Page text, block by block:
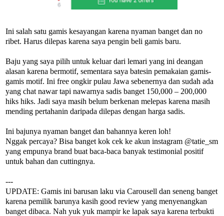
Ini salah satu gamis kesayangan karena nyaman banget dan no
ribet. Harus dilepas karena saya pengin beli gamis baru.
Baju yang saya pilih untuk keluar dari lemari yang ini deangan
alasan karena bermotif, sementara saya batesin pemakaian gamis-
gamis motif. Ini free ongkir pulau Jawa sebenernya dan sudah ada
yang chat nawar tapi nawarnya sadis banget 150,000 – 200,000
hiks hiks. Jadi saya masih belum berkenan melepas karena masih
mending pertahanin daripada dilepas dengan harga sadis.
Ini bajunya nyaman banget dan bahannya keren loh!
Nggak percaya? Bisa banget kok cek ke akun instagram @tatie_sm
yang empunya brand buat baca-baca banyak testimonial positif
untuk bahan dan cuttingnya.
---
UPDATE: Gamis ini barusan laku via Carousell dan seneng banget
karena pemilik barunya kasih good review yang menyenangkan
banget dibaca. Nah yuk yuk mampir ke lapak saya karena terbukti